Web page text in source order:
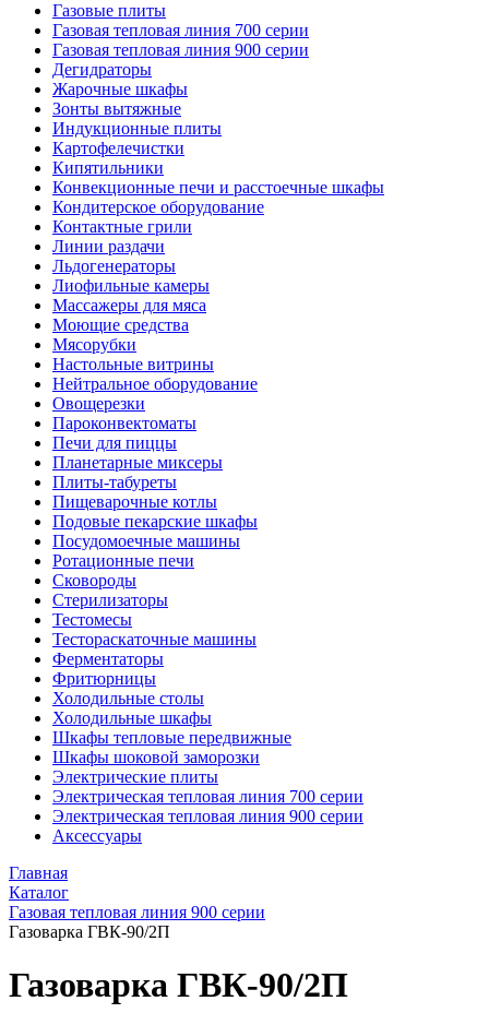
Газовые плиты
Газовая тепловая линия 700 серии
Газовая тепловая линия 900 серии
Дегидраторы
Жарочные шкафы
Зонты вытяжные
Индукционные плиты
Картофелечистки
Кипятильники
Конвекционные печи и расстоечные шкафы
Кондитерское оборудование
Контактные грили
Линии раздачи
Льдогенераторы
Лиофильные камеры
Массажеры для мяса
Моющие средства
Мясорубки
Настольные витрины
Нейтральное оборудование
Овощерезки
Пароконвектоматы
Печи для пиццы
Планетарные миксеры
Плиты-табуреты
Пищеварочные котлы
Подовые пекарские шкафы
Посудомоечные машины
Ротационные печи
Сковороды
Стерилизаторы
Тестомесы
Тестораскаточные машины
Ферментаторы
Фритюрницы
Холодильные столы
Холодильные шкафы
Шкафы тепловые передвижные
Шкафы шоковой заморозки
Электрические плиты
Электрическая тепловая линия 700 серии
Электрическая тепловая линия 900 серии
Аксессуары
Главная
Каталог
Газовая тепловая линия 900 серии
Газоварка ГВК-90/2П
Газоварка ГВК-90/2П